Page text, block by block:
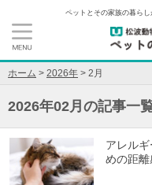
ペットとその家族の暮ら
ホーム > 2026年 > 2月
2026年02月の記事一
アレル
めの距